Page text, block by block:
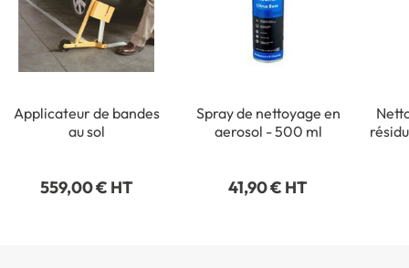
Applicateur de bandes
au sol
559,00 € HT
Spray de nettoyage en
aerosol - 500 ml
41,90 € HT